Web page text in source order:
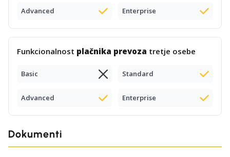
Advanced Enterprise
Funkcionalnost plačnika prevoza tretje osebe
Basic Standard
Advanced Enterprise
Dokumenti